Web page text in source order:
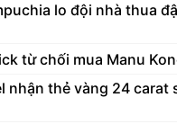
lo đội nhà thua
từ chối mua Manu
nhận thẻ vàng 24 carat